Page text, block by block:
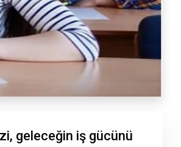
geleceğin iş gücünü